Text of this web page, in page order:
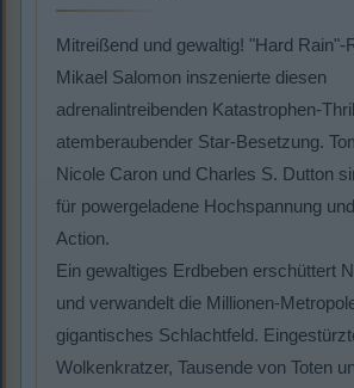
Mitreißend und gewaltig! "Hard Rain"-
Mikael Salomon inszenierte diesen
adrenalintreibenden Katastrophen-
atemberaubender Star-Besetzung.
Nicole Caron und Charles S. Dutton
für powergeladene Hochspannung
Action.
Ein gewaltiges Erdbeben erschüttert
und verwandelt die Millionen-
gigantisches Schlachtfeld.
Wolkenkratzer, Tausende von Toten